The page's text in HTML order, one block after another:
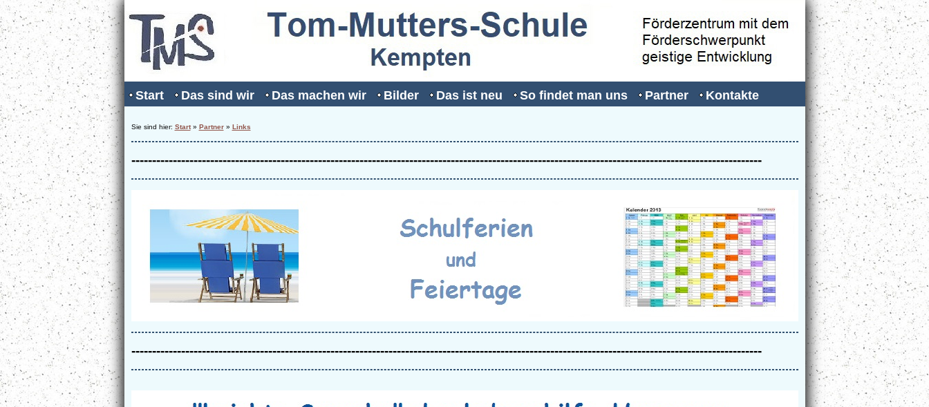
Start Das sind wir Das machen wir Bilder Das ist neu So findet man uns Partner Kontakte
Sie sind hier: Start» Partner» Links
--------------------------------------------------------------------------------------------------------------------------------------------------------
--------------------------------------------------------------------------------------------------------------------------------------------------------